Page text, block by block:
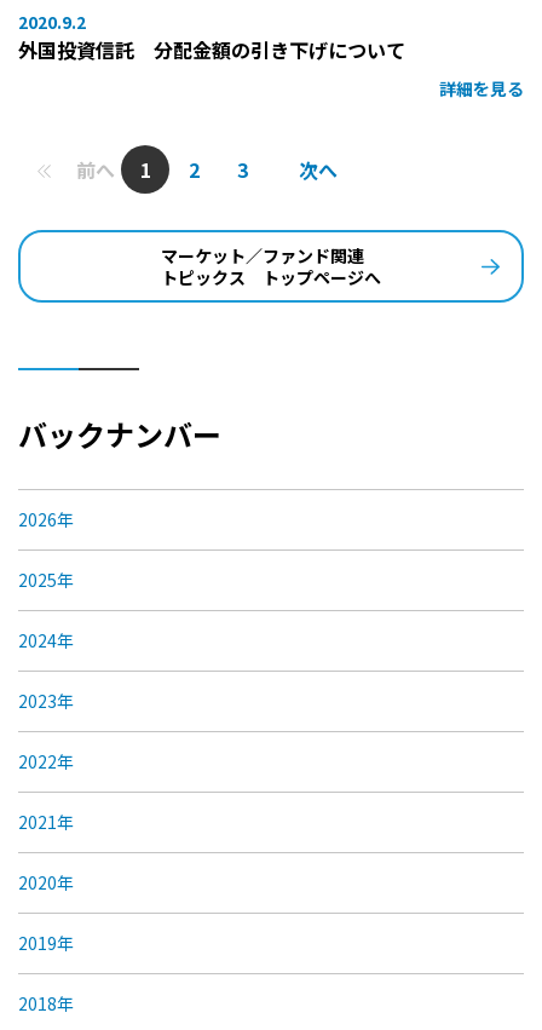
2020.9.2
外国投資信託 分配金額の引き下げについて
詳細を見る
前へ 1 2 3 次へ
マーケット／ファンド関連
トピックス トップページへ
バックナンバー
2026年
2025年
2024年
2023年
2022年
2021年
2020年
2019年
2018年